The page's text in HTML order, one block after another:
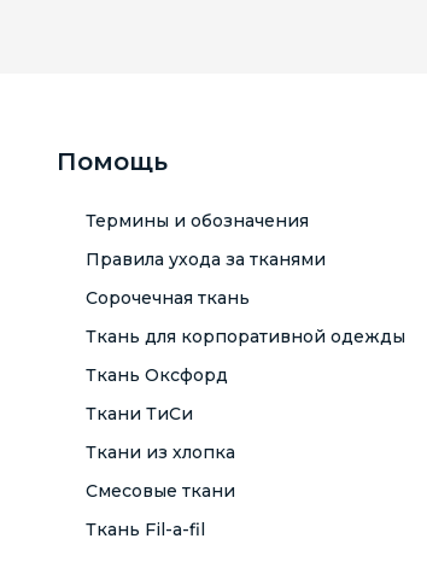
Помощь
Термины и обозначения
Правила ухода за тканями
Сорочечная ткань
Ткань для корпоративной одежды
Ткань Оксфорд
Ткани ТиСи
Ткани из хлопка
Смесовые ткани
Ткань Fil-a-fil